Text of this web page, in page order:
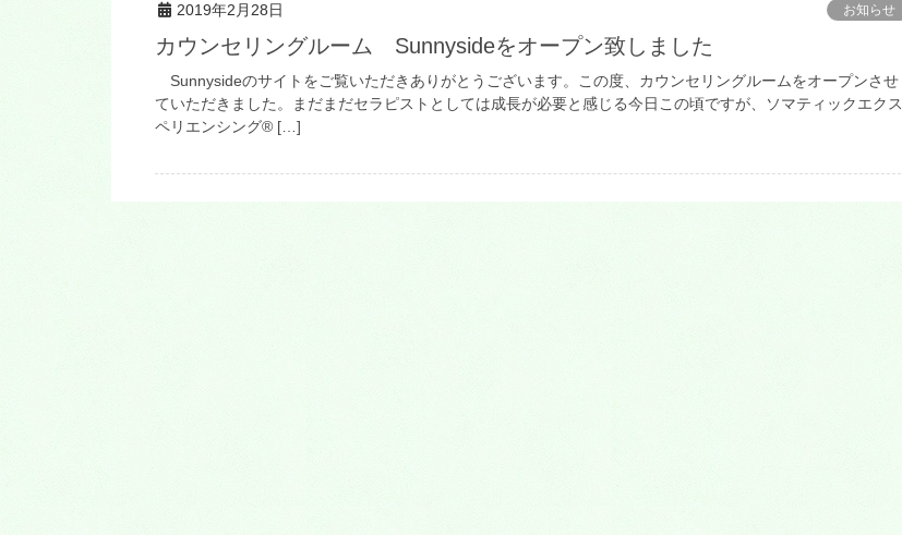
2019年2月28日 お知らせ
カウンセリングルーム Sunnysideをオープン致しました
Sunnysideのサイトをご覧いただきありがとうございます。この度、カウンセリングルームをオープンさせ
ていただきました。まだまだセラピストとしては成長が必要と感じる今日この頃ですが、ソマティックエクス
ペリエンシング® […]